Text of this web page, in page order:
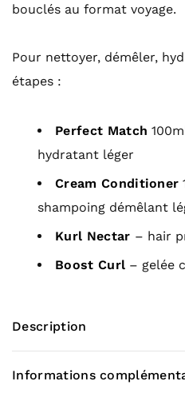
bouclés au format voyage.
Pour nettoyer, démêler,
étapes :
Perfect Match
hydratant léger
Cream Conditioner
shampoing démêlant
Kurl Nectar – hair
Boost Curl – gelée
Description
Contenance
Informations